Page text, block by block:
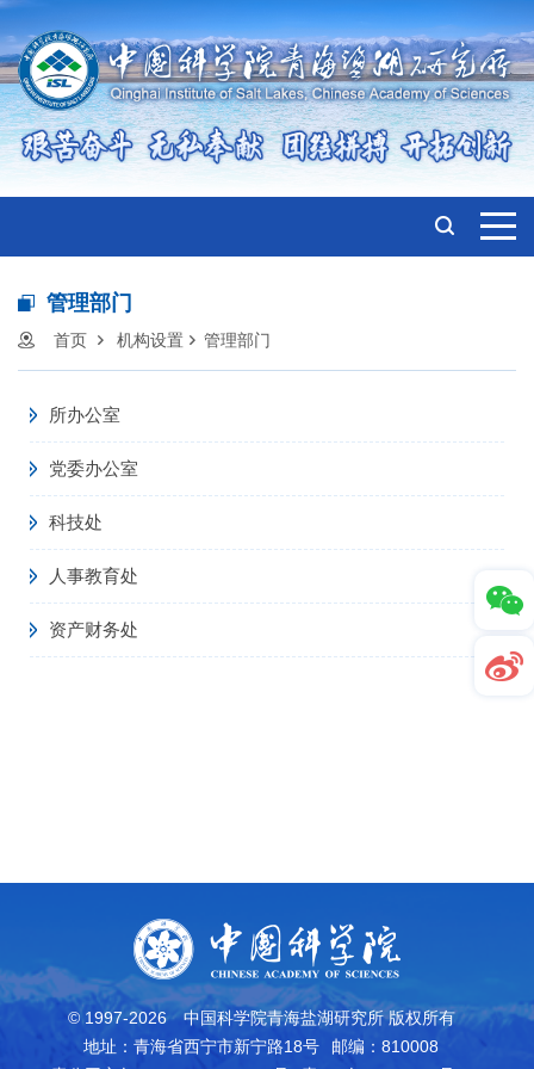
管理部门
首页 机构设置 管理部门
所办公室
党委办公室
科技处
人事教育处
资产财务处
© 1997-2026
中国科学院青海盐湖研究所 版权所有
地址：青海省西宁市新宁路18号
邮编：810008